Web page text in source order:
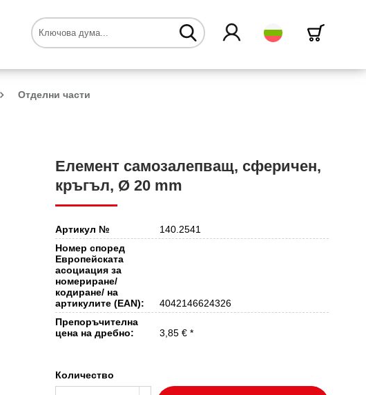
български
Отделни части
Елемент самозалепващ, сферичен,
кръгъл, Ø 20 mm
Артикул №
140.2541
Номер според
Европейската
асоциация за
номериране/
кодиране/ на
артикулите (EAN):
4042146624326
Препоръчителна
цена на дребно:
3,85 € *
Количество